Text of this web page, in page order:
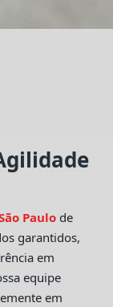
Paulo de
garantidos,
em
equipe
em